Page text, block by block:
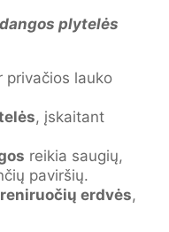
plytelės
privačios lauko
, įskaitant
reikia saugių,
paviršių.
erdvės,